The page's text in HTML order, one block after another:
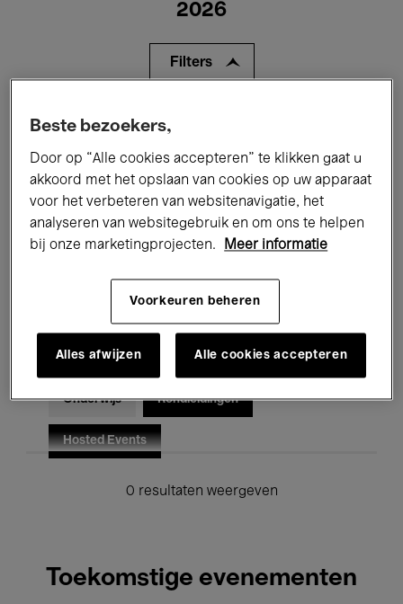
2026
Filters
Alle evenementen
Tentoonstellingen Films
Performances Lezingen & Debatten
Jazz Klassieke Muziek Global Music
Voor iedereen Kids’ Palace
Onderwijs Rondleidingen
Hosted Events
0 resultaten weergeven
Toekomstige evenementen
Beste bezoekers,
Door op “Alle cookies accepteren” te klikken gaat u
akkoord met het opslaan van cookies op uw apparaat
voor het verbeteren van websitenavigatie, het
analyseren van websitegebruik en om ons te helpen
bij onze marketingprojecten.
Meer informatie
Voorkeuren beheren
Alles afwijzen Alle cookies accepteren